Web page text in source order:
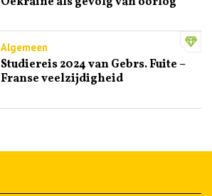
Algemeen
Studiereis 2024 van Gebrs. Fuite –
Franse veelzijdigheid